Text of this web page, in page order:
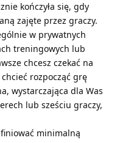
kończyła się, gdy
zajęte przez graczy.
w prywatnych
treningowych lub
chcesz czekać na
rozpocząć grę
wystarczająca dla Was
lub sześciu graczy,
minimalną